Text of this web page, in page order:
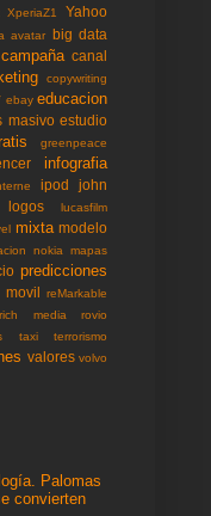
XperiaZ1 Yahoo
avatar big data
campaña canal
copywriting
ebay educacion
masivo estudio
greenpeace
infografia
ipod
john
logos lucasfilm
mixta modelo
nokia mapas
predicciones
movil reMarkable
rich media rovio
taxi terrorismo
valores volvo
Palomas
convierten